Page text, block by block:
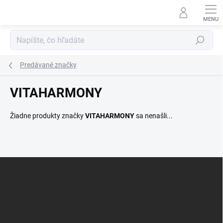
Hľadať
Predávané značky
VITAHARMONY
Žiadne produkty značkyVITAHARMONYsa nenašli...